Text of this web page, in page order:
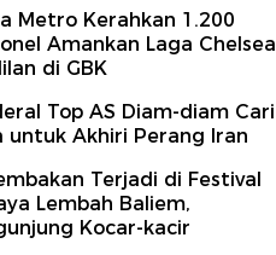
Metro Kerahkan 1.200
Amankan Laga Chelsea
di GBK
Top AS Diam-diam Cari
untuk Akhiri Perang Iran
Terjadi di Festival
Lembah Baliem,
Kocar-kacir